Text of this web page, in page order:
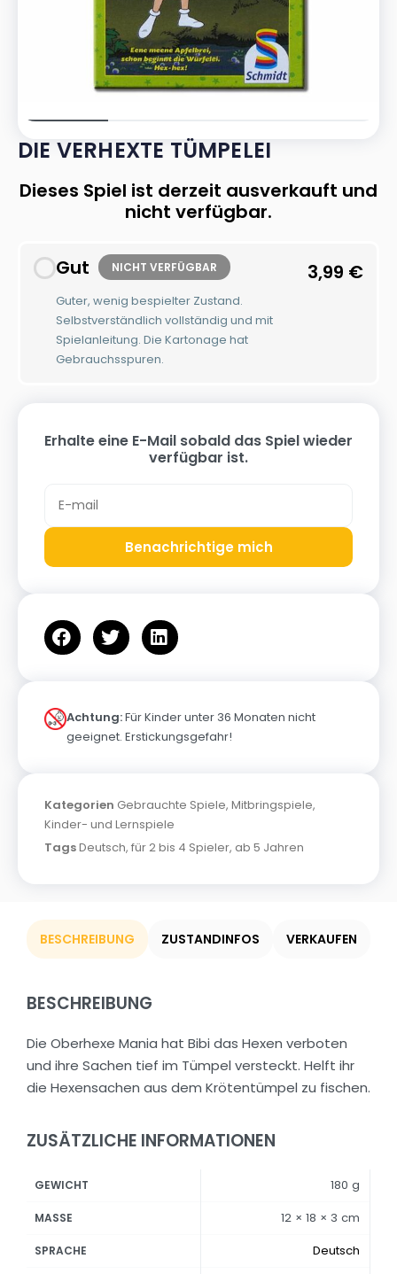
DIE VERHEXTE TÜMPELEI
Dieses Spiel ist derzeit ausverkauft und
nicht verfügbar.
Gut NICHT VERFÜGBAR
Guter, wenig bespielter Zustand.
Selbstverständlich vollständig und mit
Spielanleitung. Die Kartonage hat
Gebrauchsspuren.
3,99 €
Erhalte eine E-Mail sobald das Spiel wieder
verfügbar ist.
Benachrichtige mich
Achtung:Für Kinder unter 36 Monaten nicht
geeignet. Erstickungsgefahr!
Kategorien Gebrauchte Spiele, Mitbringspiele,
Kinder- und Lernspiele
TagsDeutsch, für 2 bis 4 Spieler, ab 5 Jahren
BESCHREIBUNG ZUSTANDINFOS VERKAUFEN
BESCHREIBUNG
Die Oberhexe Mania hat Bibi das Hexen verboten
und ihre Sachen tief im Tümpel versteckt. Helft ihr
die Hexensachen aus dem Krötentümpel zu fischen.
ZUSÄTZLICHE INFORMATIONEN
GEWICHT 180 g
MASSE 12 × 18 × 3 cm
SPRACHE Deutsch